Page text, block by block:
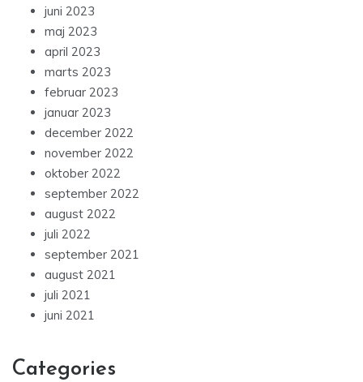
juni 2023
maj 2023
april 2023
marts 2023
februar 2023
januar 2023
december 2022
november 2022
oktober 2022
september 2022
august 2022
juli 2022
september 2021
august 2021
juli 2021
juni 2021
Categories